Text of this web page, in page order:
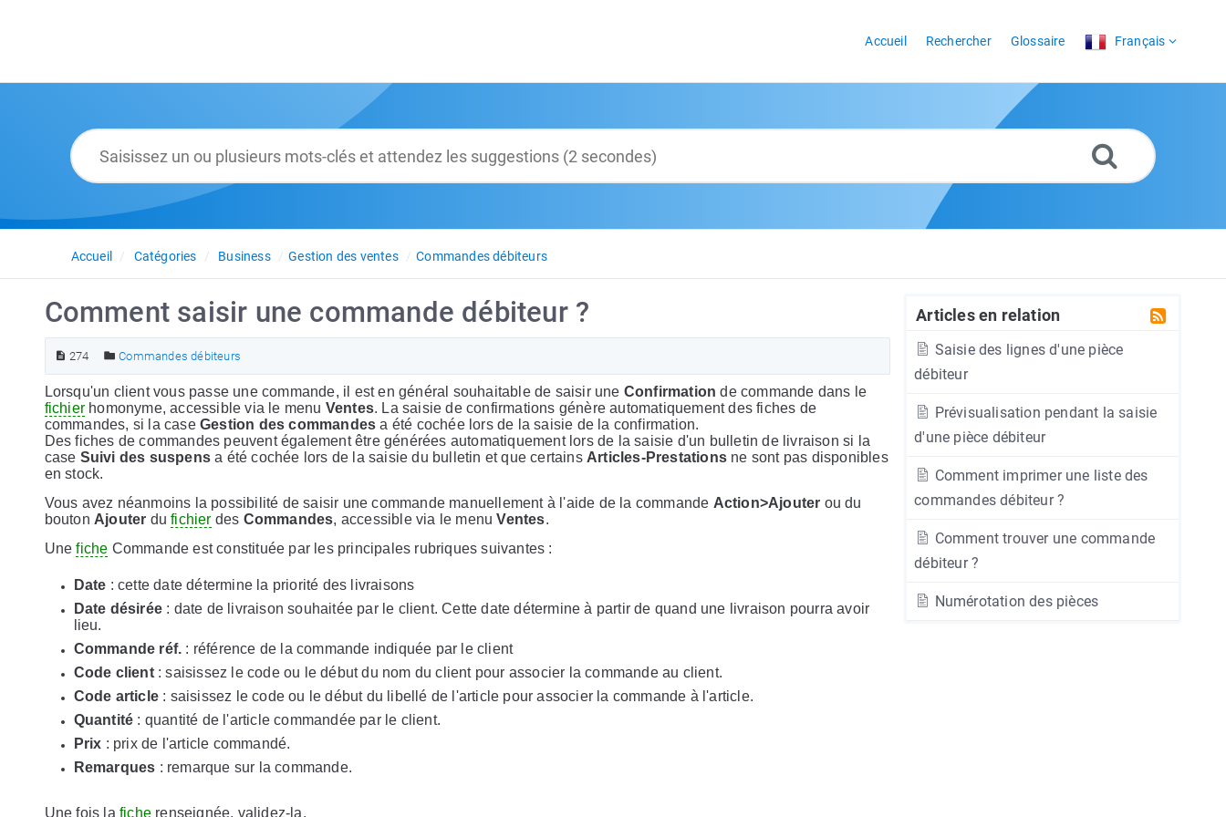
Accueil Rechercher Glossaire Français
Accueil Catégories Business Gestion des ventes Commandes débiteurs
Articles en relation
Saisie des lignes d'une pièce
débiteur
Prévisualisation pendant la saisie
d'une pièce débiteur
Comment imprimer une liste des
commandes débiteur ?
Comment trouver une commande
débiteur ?
Numérotation des pièces
Comment saisir une commande débiteur ?
274 Commandes débiteurs
Lorsqu'un client vous passe une commande, il est en général souhaitable de saisir une Confirmation de commande dans le
fichier homonyme, accessible via le menu Ventes. La saisie de confirmations génère automatiquement des fiches de
commandes, si la case Gestion des commandes a été cochée lors de la saisie de la confirmation.
Des fiches de commandes peuvent également être générées automatiquement lors de la saisie d'un bulletin de livraison si la
case Suivi des suspens a été cochée lors de la saisie du bulletin et que certains Articles-Prestations ne sont pas disponibles
en stock.
Vous avez néanmoins la possibilité de saisir une commande manuellement à l'aide de la commande Action>Ajouter ou du
bouton Ajouter dufichier des Commandes, accessible via le menuVentes.
Unefiche Commande est constituée par les principales rubriques suivantes :
Date : cette date détermine la priorité des livraisons
Date désirée : date de livraison souhaitée par le client. Cette date détermine à partir de quand une livraison pourra avoir
lieu.
Commande réf. : référence de la commande indiquée par le client
Code client: saisissez le code ou le début du nom du client pour associer la commande au client.
Code article : saisissez le code ou le début du libellé de l'article pour associer la commande à l'article.
Quantité : quantité de l'article commandée par le client.
Prix : prix de l'article commandé.
Remarques : remarque sur la commande.
Une fois la fiche renseignée, validez-la.